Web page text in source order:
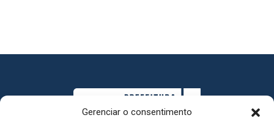
Gerenciar o consentimento